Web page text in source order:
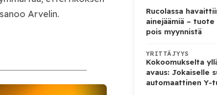
Arvelin.
Rucolassa
ainejäämiä –
pois myynnistä
YRITTÄJYYS
Kokoomukselta
avaus: Jokaiselle
automaattinen Y-